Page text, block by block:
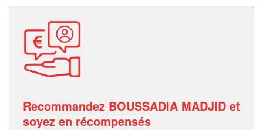
Recommandez BOUSSADIA MADJID et
soyez en récompensés